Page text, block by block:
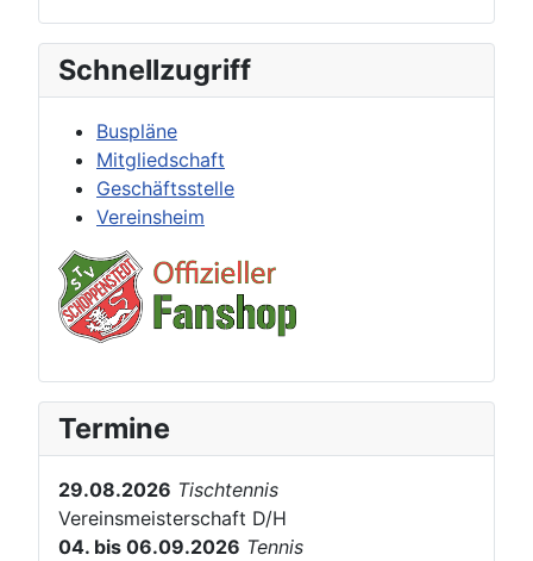
Schnellzugriff
Buspläne
Mitgliedschaft
Geschäftsstelle
Vereinsheim
Termine
29.08.2026 Tischtennis
Vereinsmeisterschaft D/H
04. bis 06.09.2026 Tennis